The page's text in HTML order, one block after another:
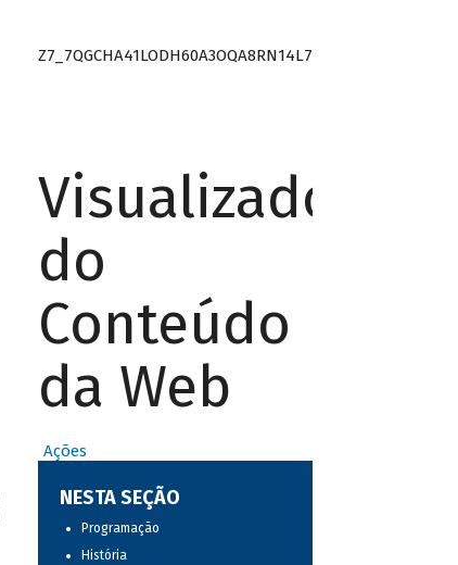
Z7_7QGCHA41LODH60A3OQA8RN14L7
Visualizador
do
Conteúdo
da Web
Ações
NESTA SEÇÃO
Programação
História